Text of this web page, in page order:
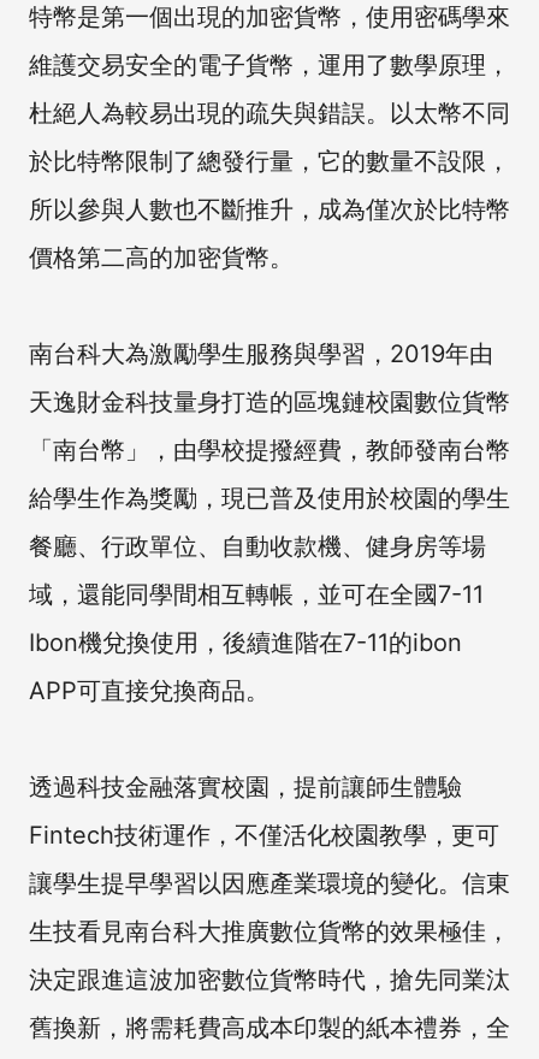
特幣是第一個出現的加密貨幣，使用密碼學來
維護交易安全的電子貨幣，運用了數學原理，
杜絕人為較易出現的疏失與錯誤。以太幣不同
於比特幣限制了總發行量，它的數量不設限，
所以參與人數也不斷推升，成為僅次於比特幣
價格第二高的加密貨幣。
南台科大為激勵學生服務與學習，2019年由
天逸財金科技量身打造的區塊鏈校園數位貨幣
「南台幣」，由學校提撥經費，教師發南台幣
給學生作為獎勵，現已普及使用於校園的學生
餐廳、行政單位、自動收款機、健身房等場
域，還能同學間相互轉帳，並可在全國7-11
Ibon機兌換使用，後續進階在7-11的ibon
APP可直接兌換商品。
透過科技金融落實校園，提前讓師生體驗
Fintech技術運作，不僅活化校園教學，更可
讓學生提早學習以因應產業環境的變化。信東
生技看見南台科大推廣數位貨幣的效果極佳，
決定跟進這波加密數位貨幣時代，搶先同業汰
舊換新，將需耗費高成本印製的紙本禮券，全